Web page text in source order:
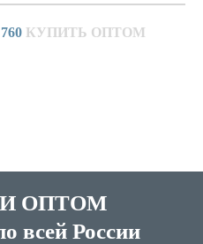
760 КУПИТЬ ОПТОМ
ОПТОМ
всей России